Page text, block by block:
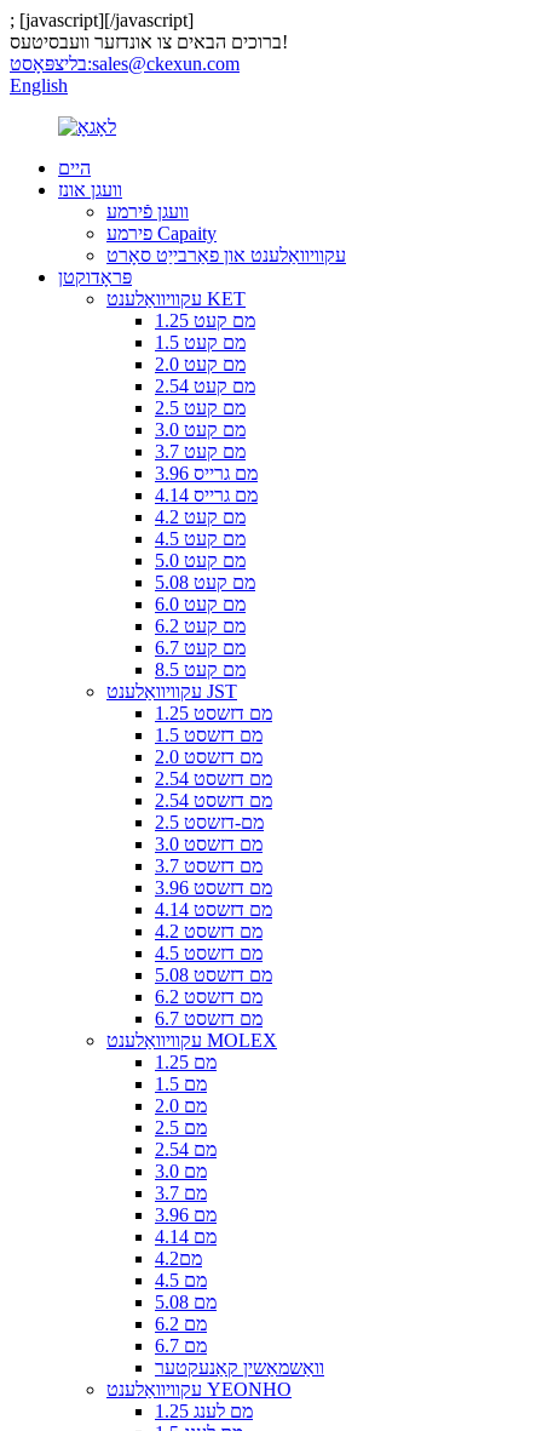
; [javascript][/javascript]
ברוכים הבאים צו אונדזער וועבסיטעס!
בליצפּאָסט:sales@ckexun.com
English
היים
וועגן אונז
וועגן פֿירמע
פירמע Capaity
עקוויוואַלענט און פאַרבייַט סאָרט
פּראָדוקטן
עקוויוואַלענט KET
1.25 מם קעט
1.5 מם קעט
2.0 מם קעט
2.54 מם קעט
2.5 מם קעט
3.0 מם קעט
3.7 מם קעט
3.96 מם גרייס
4.14 מם גרייס
4.2 מם קעט
4.5 מם קעט
5.0 מם קעט
5.08 מם קעט
6.0 מם קעט
6.2 מם קעט
6.7 מם קעט
8.5 מם קעט
עקוויוואַלענט JST
1.25 מם דזשסט
1.5 מם דזשסט
2.0 מם דזשסט
2.54 מם דזשסט
2.54 מם דזשסט
2.5 מם-דזשסט
3.0 מם דזשסט
3.7 מם דזשסט
3.96 מם דזשסט
4.14 מם דזשסט
4.2 מם דזשסט
4.5 מם דזשסט
5.08 מם דזשסט
6.2 מם דזשסט
6.7 מם דזשסט
עקוויוואַלענט MOLEX
1.25 מם
1.5 מם
2.0 מם
2.5 מם
2.54 מם
3.0 מם
3.7 מם
3.96 מם
4.14 מם
4.2מם
4.5 מם
5.08 מם
6.2 מם
6.7 מם
וואַשמאַשין קאַנעקטער
עקוויוואַלענט YEONHO
1.25 מם לענג